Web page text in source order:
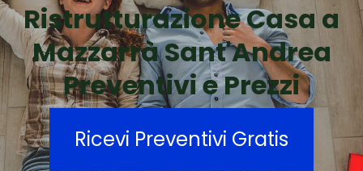
Ristrutturazione Casa a
Mazzarrà Sant'Andrea
Preventivi e Prezzi
Ricevi Preventivi Gratis